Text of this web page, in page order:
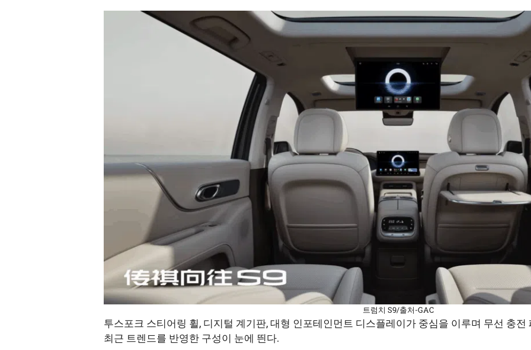
트럼치 S9/출처-GAC
투스포크 스티어링 휠, 디지털 계기판, 대형 인포테인먼트 디스플레이가 중심을 이루며 무선 충
최근 트렌드를 반영한 구성이 눈에 띈다.